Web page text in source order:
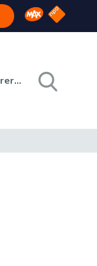
Omroep MAX
NPO
Registreren